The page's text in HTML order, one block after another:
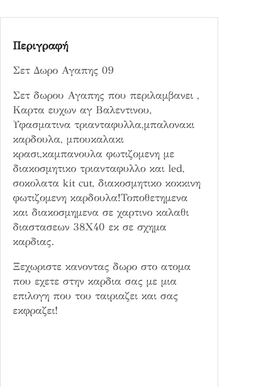
σ
Περιγραφή
Σετ Δωρο Αγαπης 09
Σετ δωρου Αγαπης που περιλαμβανει ,
Καρτα ευχων αγ Βαλεντινου,
Υφασματινα τριανταφυλλα,μπαλονακι
καρδουλα, μπουκαλακι
κρασι,καμπανουλα φωτιζομενη με
διακοσμητικο τριανταφυλλο και led,
σοκολατα kit cut, διακοσμητικο κοκκινη
φωτιζομενη καρδουλα!Τοποθετημενα
και διακοσμημενα σε χαρτινο καλαθι
διαστασεων 38Χ40 εκ σε σχημα
καρδιας.
Ξεχωριστε κανοντας δωρο στο ατομα
που εχετε στην καρδια σας με μια
επιλογη που του ταιριαζει και σας
εκφραζει!